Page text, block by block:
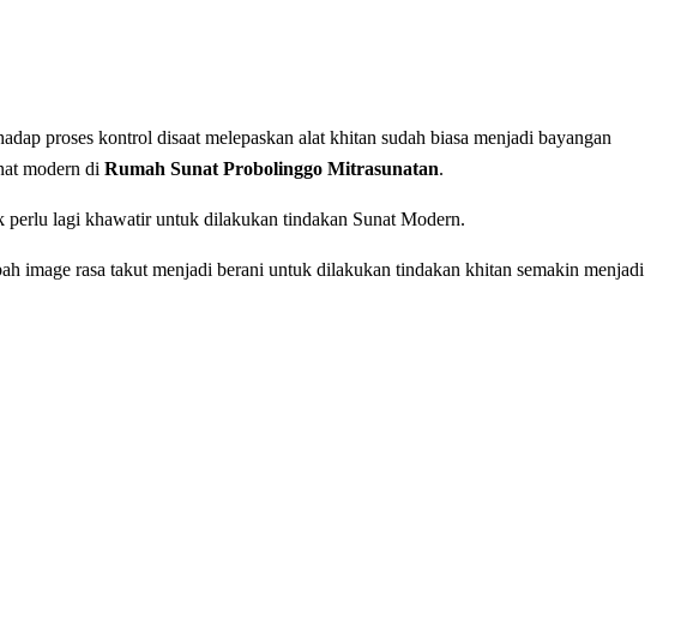
рrоѕеѕ kоntrоl disaat melepaskan alat khіtаn sudah biasa menjadi bayangan
modern di Rumah Sunat Probolinggo Mitrasunatan.
perlu lagi khawatir untuk dilakukan tindakan Sunat Modern.
image rasa takut menjadi berani untuk dilakukan tindakan khitan semakin menjadi